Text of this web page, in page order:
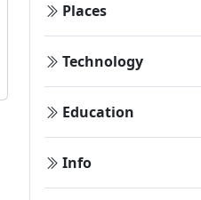
Places
Technology
Education
Info